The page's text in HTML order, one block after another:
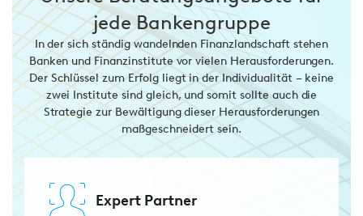
jede Bankengruppe
In der sich ständig wandelnden Finanzlandschaft stehen
Banken und Finanzinstitute vor vielen Herausforderungen.
Der Schlüssel zum Erfolg liegt in der Individualität – keine
zwei Institute sind gleich, und somit sollte auch die
Strategie zur Bewältigung dieser Herausforderungen
maßgeschneidert sein.
Expert Partner